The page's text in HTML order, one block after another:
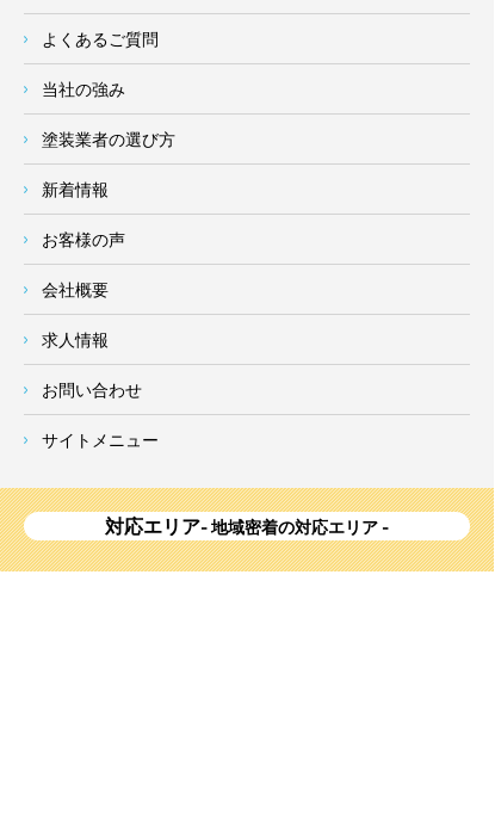
よくあるご質問
当社の強み
塗装業者の選び方
新着情報
お客様の声
会社概要
求人情報
お問い合わせ
サイトメニュー
対応エリア- 地域密着の対応エリア -